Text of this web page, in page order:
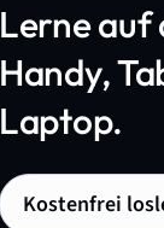
Lerne auf
Handy,
Laptop.
Kostenfrei